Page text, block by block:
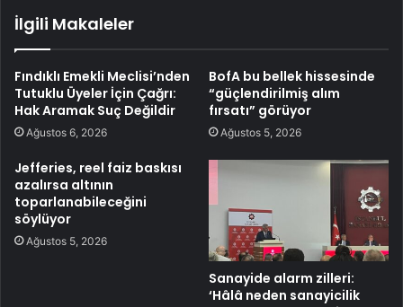
İlgili Makaleler
Fındıklı Emekli Meclisi’nden
Tutuklu Üyeler İçin Çağrı:
Hak Aramak Suç Değildir
Ağustos 6, 2026
BofA bu bellek hissesinde
“güçlendirilmiş alım
fırsatı” görüyor
Ağustos 5, 2026
Jefferies, reel faiz baskısı
azalırsa altının
toparlanabileceğini
söylüyor
Ağustos 5, 2026
Sanayide alarm zilleri:
‘Hâlâ neden sanayicilik